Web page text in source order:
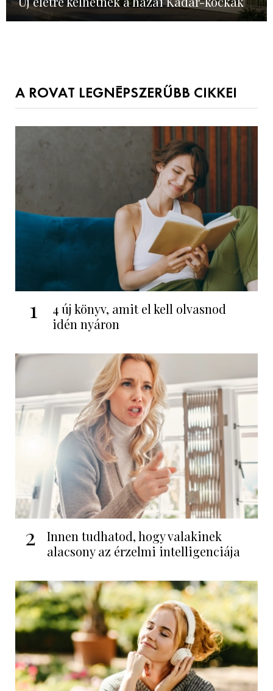
A ROVAT LEGNÉPSZERŰBB CIKKEI
1
4 új könyv, amit el kell olvasnod
idén nyáron
2
Innen tudhatod, hogy valakinek
alacsony az érzelmi intelligenciája